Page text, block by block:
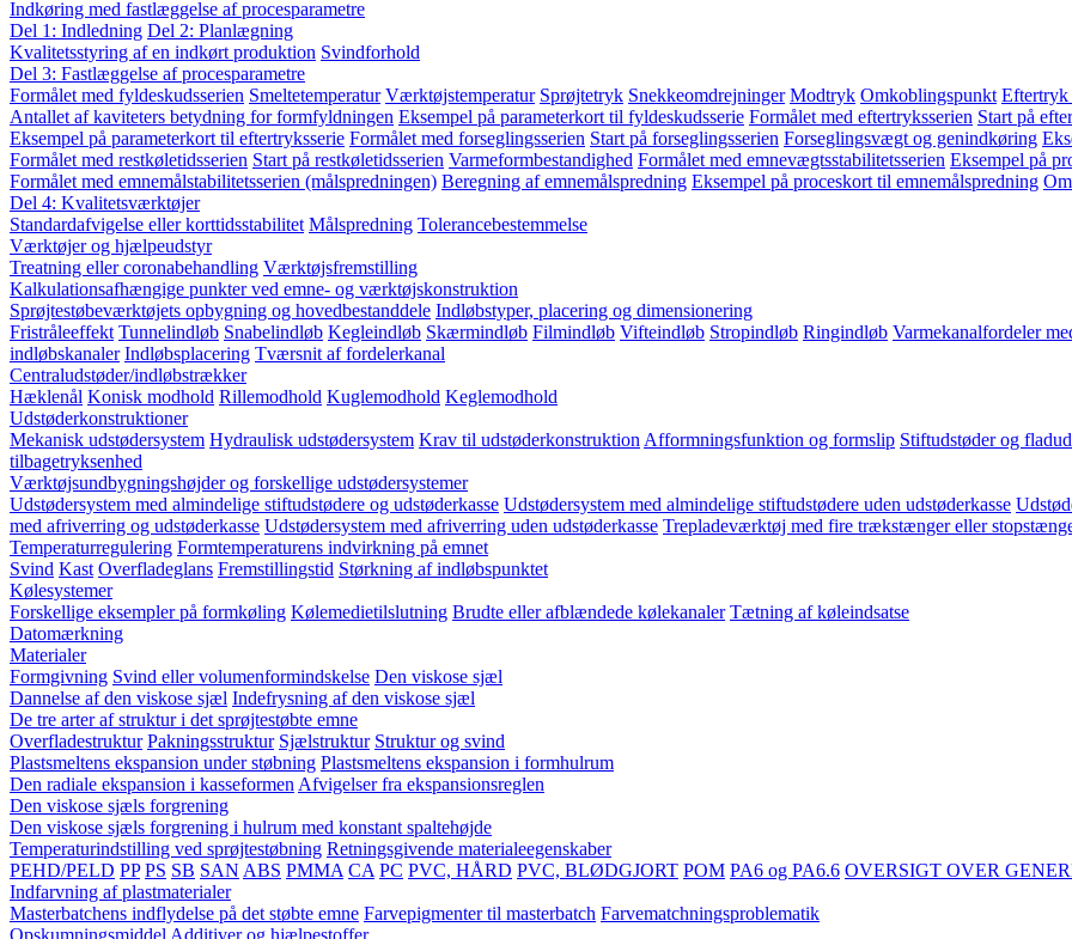
Indkøring med fastlæggelse af procesparametre
Del 1: Indledning Del 2: Planlægning
Kvalitetsstyring af en indkørt produktion Svindforhold
Del 3: Fastlæggelse af procesparametre
Formålet med fyldeskudsserien Smeltetemperatur Værktøjstemperatur Sprøjtetryk Snekkeomdrejninger Modtryk Omkoblingspunkt Eftertryk
Antallet af kaviteters betydning for formfyldningen Eksempel på parameterkort til fyldeskudsserie Formålet med eftertryksserien Start på
Eksempel på parameterkort til eftertryksserie Formålet med forseglingsserien Start på forseglingsserien Forseglingsvægt og genindkøring
Formålet med restkøletidsserien Start på restkøletidsserien Varmeformbestandighed Formålet med emnevægtsstabilitetsserien Eksempel på
Formålet med emnemålstabilitetsserien (målspredningen) Beregning af emnemålspredning Eksempel på proceskort til emnemålspredning
Del 4: Kvalitetsværktøjer
Standardafvigelse eller korttidsstabilitet Målspredning Tolerancebestemmelse
Værktøjer og hjælpeudstyr
Treatning eller coronabehandling Værktøjsfremstilling
Kalkulationsafhængige punkter ved emne- og værktøjskonstruktion
Sprøjtestøbeværktøjets opbygning og hovedbestanddele Indløbstyper, placering og dimensionering
Fristråleeffekt Tunnelindløb Snabelindløb Kegleindløb Skærmindløb Filmindløb Vifteindløb Stropindløb Ringindløb Varmekanalfordeler
indløbskanaler Indløbsplacering Tværsnit af fordelerkanal
Centraludstøder/indløbstrækker
Hæklenål Konisk modhold Rillemodhold Kuglemodhold Keglemodhold
Udstøderkonstruktioner
Mekanisk udstødersystem Hydraulisk udstødersystem Krav til udstøderkonstruktion Afformningsfunktion og formslip Stiftudstøder og
tilbagetryksenhed
Værktøjsundbygningshøjder og forskellige udstødersystemer
Udstødersystem med almindelige stiftudstødere og udstøderkasse Udstødersystem med almindelige stiftudstødere uden udstøderkasse
med afriverring og udstøderkasse Udstødersystem med afriverring uden udstøderkasse Trepladeværktøj med fire trækstænger eller
Temperaturregulering Formtemperaturens indvirkning på emnet
Svind Kast Overfladeglans Fremstillingstid Størkning af indløbspunktet
Kølesystemer
Forskellige eksempler på formkøling Kølemedietilslutning Brudte eller afblændede kølekanaler Tætning af køleindsatse
Datomærkning
Materialer
Formgivning Svind eller volumenformindskelse Den viskose sjæl
Dannelse af den viskose sjæl Indefrysning af den viskose sjæl
De tre arter af struktur i det sprøjtestøbte emne
Overfladestruktur Pakningsstruktur Sjælstruktur Struktur og svind
Plastsmeltens ekspansion under støbning Plastsmeltens ekspansion i formhulrum
Den radiale ekspansion i kasseformen Afvigelser fra ekspansionsreglen
Den viskose sjæls forgrening
Den viskose sjæls forgrening i hulrum med konstant spaltehøjde
Temperaturindstilling ved sprøjtestøbning Retningsgivende materialeegenskaber
PEHD/PELD PP PS SB SAN ABS PMMA CA PC PVC, HÅRD PVC, BLØDGJORT POM PA6 og PA6.6 OVERSIGT OVER
Indfarvning af plastmaterialer
Masterbatchens indflydelse på det støbte emne Farvepigmenter til masterbatch Farvematchningsproblematik
Opskumningsmiddel Additiver og hjælpestoffer